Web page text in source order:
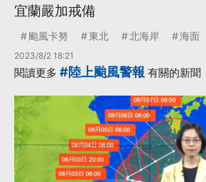
宜蘭嚴加戒備
颱風卡努 東北 北海岸 海面
2023/8/2 18:21
閱讀更多 #陸上颱風警報 有關的新聞